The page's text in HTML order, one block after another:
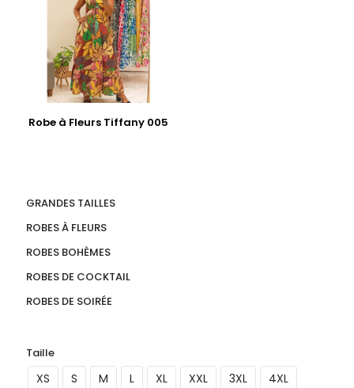
Robe à Fleurs Tiffany 005
GRANDES TAILLES
ROBES À FLEURS
ROBES BOHÈMES
ROBES DE COCKTAIL
ROBES DE SOIRÉE
Taille
XS S M L XL XXL 3XL
4XL